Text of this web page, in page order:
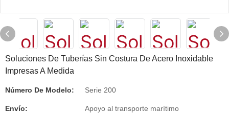
Soluciones De Tuberías Sin Costura De Acero Inoxidable
Impresas A Medida
Número De Modelo: Serie 200
Envío: Apoyo al transporte marítimo